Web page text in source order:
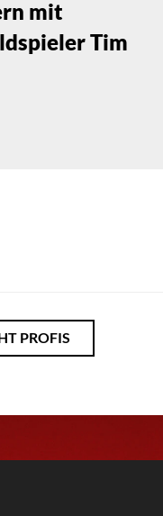
mit
Tim
PROFIS